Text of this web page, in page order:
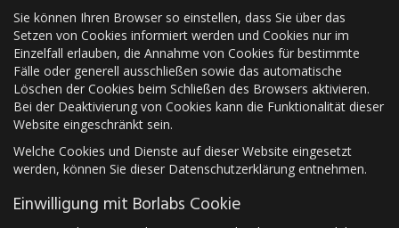
Sie können Ihren Browser so einstellen, dass Sie über das
Setzen von Cookies informiert werden und Cookies nur im
Einzelfall erlauben, die Annahme von Cookies für bestimmte
Fälle oder generell ausschließen sowie das automatische
Löschen der Cookies beim Schließen des Browsers aktivieren.
Bei der Deaktivierung von Cookies kann die Funktionalität dieser
Website eingeschränkt sein.
Welche Cookies und Dienste auf dieser Website eingesetzt
werden, können Sie dieser Datenschutzerklärung entnehmen.
Einwilligung mit Borlabs Cookie